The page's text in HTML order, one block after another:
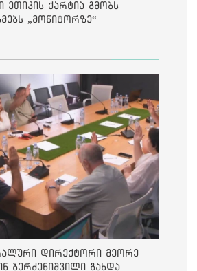
ეთიკის ქარტია გმობს
„მონიტორზე“
დირექტორი მეორე
ბერძენიშვილი გახდა